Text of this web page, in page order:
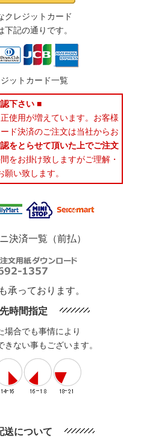
クレジットカード
下記の通りです。
ットカード一覧
下さい ■
使用が増えています。お客様
ド決済のご注文は当社からお
をとらせて頂いた上でご注文
をお掛け致しますがご理解・
願い致します。
決済一覧（前払）
承っております。
時間指定
場合でも事情により
ない事もございます。
送について